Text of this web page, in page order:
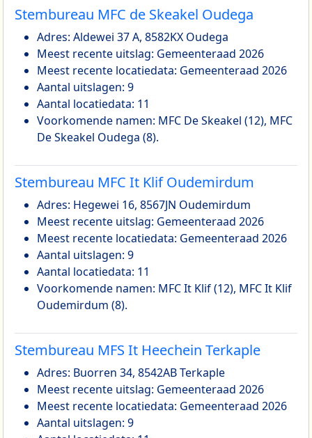
Stembureau MFC de Skeakel Oudega
Adres: Aldewei 37 A, 8582KX Oudega
Meest recente uitslag: Gemeenteraad 2026
Meest recente locatiedata: Gemeenteraad 2026
Aantal uitslagen: 9
Aantal locatiedata: 11
Voorkomende namen: MFC De Skeakel (12), MFC
De Skeakel Oudega (8).
Stembureau MFC It Klif Oudemirdum
Adres: Hegewei 16, 8567JN Oudemirdum
Meest recente uitslag: Gemeenteraad 2026
Meest recente locatiedata: Gemeenteraad 2026
Aantal uitslagen: 9
Aantal locatiedata: 11
Voorkomende namen: MFC It Klif (12), MFC It Klif
Oudemirdum (8).
Stembureau MFS It Heechein Terkaple
Adres: Buorren 34, 8542AB Terkaple
Meest recente uitslag: Gemeenteraad 2026
Meest recente locatiedata: Gemeenteraad 2026
Aantal uitslagen: 9